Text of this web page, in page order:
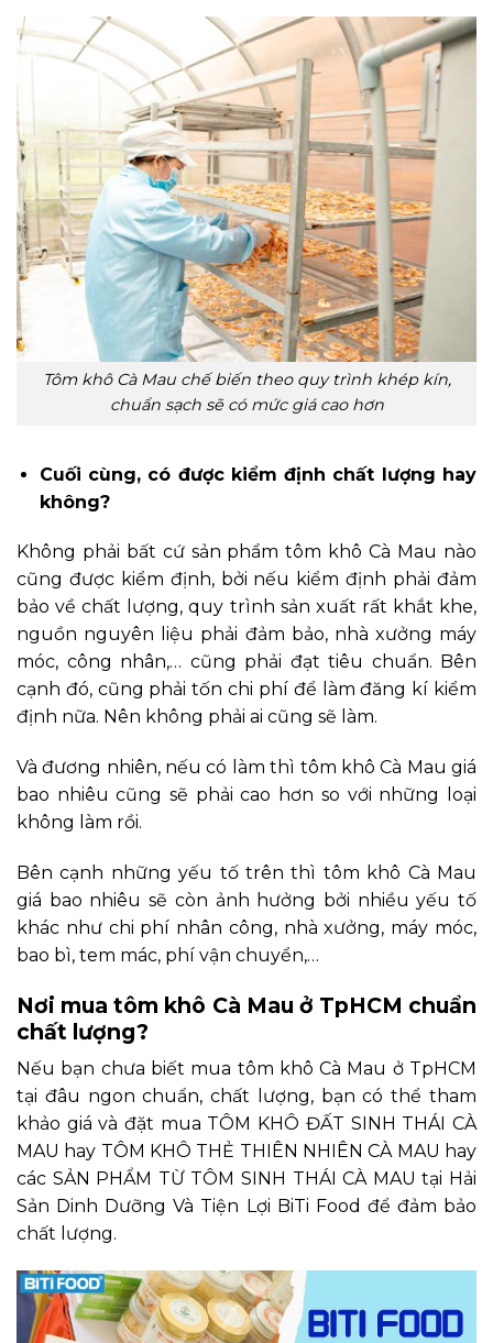
Tôm khô Cà Mau chế biến theo quy trình khép kín,
chuẩn sạch sẽ có mức giá cao hơn
Cuối cùng, có được kiểm định chất lượng hay
không?
Không phải bất cứ sản phẩm tôm khô Cà Mau nào
cũng được kiểm định, bởi nếu kiểm định phải đảm
bảo về chất lượng, quy trình sản xuất rất khắt khe,
nguồn nguyên liệu phải đảm bảo, nhà xưởng máy
móc, công nhân,… cũng phải đạt tiêu chuẩn. Bên
cạnh đó, cũng phải tốn chi phí để làm đăng kí kiểm
định nữa. Nên không phải ai cũng sẽ làm.
Và đương nhiên, nếu có làm thì tôm khô Cà Mau giá
bao nhiêu cũng sẽ phải cao hơn so với những loại
không làm rồi.
Bên cạnh những yếu tố trên thì tôm khô Cà Mau
giá bao nhiêu sẽ còn ảnh hưởng bởi nhiều yếu tố
khác như chi phí nhân công, nhà xưởng, máy móc,
bao bì, tem mác, phí vận chuyển,…
Nơi mua tôm khô Cà Mau ở TpHCM chuẩn
chất lượng?
Nếu bạn chưa biết mua tôm khô Cà Mau ở TpHCM
tại đâu ngon chuẩn, chất lượng, bạn có thể tham
khảo giá và đặt mua TÔM KHÔ ĐẤT SINH THÁI CÀ
MAU hay TÔM KHÔ THẺ THIÊN NHIÊN CÀ MAU hay
các SẢN PHẨM TỪ TÔM SINH THÁI CÀ MAU tại Hải
Sản Dinh Dưỡng Và Tiện Lợi BiTi Food để đảm bảo
chất lượng.